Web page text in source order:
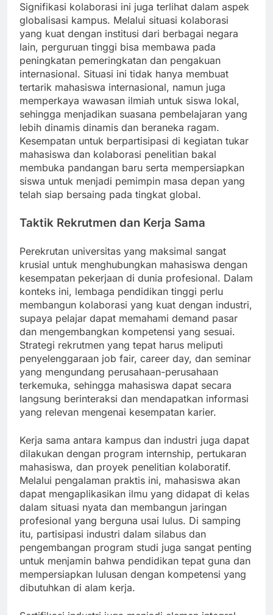
Signifikasi kolaborasi ini juga terlihat dalam aspek
globalisasi kampus. Melalui situasi kolaborasi
yang kuat dengan institusi dari berbagai negara
lain, perguruan tinggi bisa membawa pada
peningkatan pemeringkatan dan pengakuan
internasional. Situasi ini tidak hanya membuat
tertarik mahasiswa internasional, namun juga
memperkaya wawasan ilmiah untuk siswa lokal,
sehingga menjadikan suasana pembelajaran yang
lebih dinamis dinamis dan beraneka ragam.
Kesempatan untuk berpartisipasi di kegiatan tukar
mahasiswa dan kolaborasi penelitian bakal
membuka pandangan baru serta mempersiapkan
siswa untuk menjadi pemimpin masa depan yang
telah siap bersaing pada tingkat global.
Taktik Rekrutmen dan Kerja Sama
Perekrutan universitas yang maksimal sangat
krusial untuk menghubungkan mahasiswa dengan
kesempatan pekerjaan di dunia profesional. Dalam
konteks ini, lembaga pendidikan tinggi perlu
membangun kolaborasi yang kuat dengan industri,
supaya pelajar dapat memahami demand pasar
dan mengembangkan kompetensi yang sesuai.
Strategi rekrutmen yang tepat harus meliputi
penyelenggaraan job fair, career day, dan seminar
yang mengundang perusahaan-perusahaan
terkemuka, sehingga mahasiswa dapat secara
langsung berinteraksi dan mendapatkan informasi
yang relevan mengenai kesempatan karier.
Kerja sama antara kampus dan industri juga dapat
dilakukan dengan program internship, pertukaran
mahasiswa, dan proyek penelitian kolaboratif.
Melalui pengalaman praktis ini, mahasiswa akan
dapat mengaplikasikan ilmu yang didapat di kelas
dalam situasi nyata dan membangun jaringan
profesional yang berguna usai lulus. Di samping
itu, partisipasi industri dalam silabus dan
pengembangan program studi juga sangat penting
untuk menjamin bahwa pendidikan tepat guna dan
mempersiapkan lulusan dengan kompetensi yang
dibutuhkan di alam kerja.